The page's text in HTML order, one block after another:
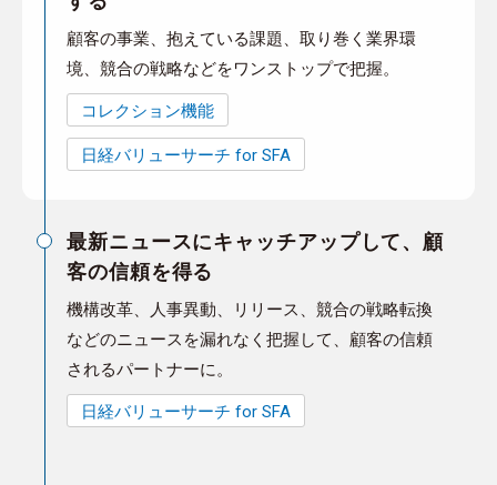
顧客の事業、抱えている課題、取り巻く業界環
境、競合の戦略などをワンストップで把握。
コレクション機能
日経バリューサーチ for SFA
最新ニュースにキャッチアップして、顧
客の信頼を得る
機構改革、人事異動、リリース、競合の戦略転換
などのニュースを漏れなく把握して、顧客の信頼
されるパートナーに。
日経バリューサーチ for SFA